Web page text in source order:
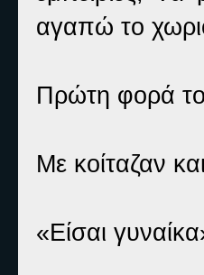
αγαπώ το
Πρώτη φορά
Με κοίταζαν
«Είσαι